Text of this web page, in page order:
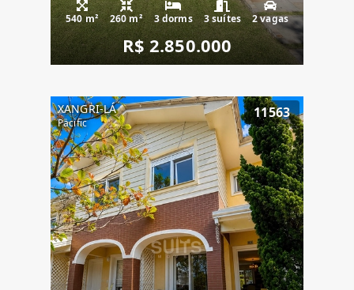
540 m² 260 m² 3 dorms 3 suítes 2 vagas
R$ 2.850.000
XANGRI-LÁ
Pacific
11563